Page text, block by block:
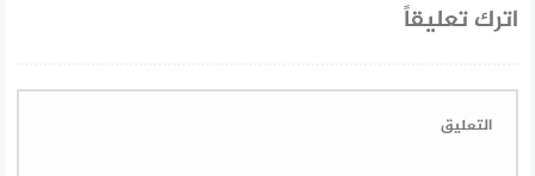
اترك تعليقاً